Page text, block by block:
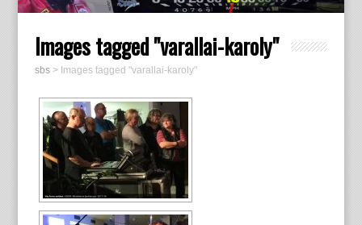
Images tagged "varallai-karoly"
sbs> Images tagged "varallai-karoly"